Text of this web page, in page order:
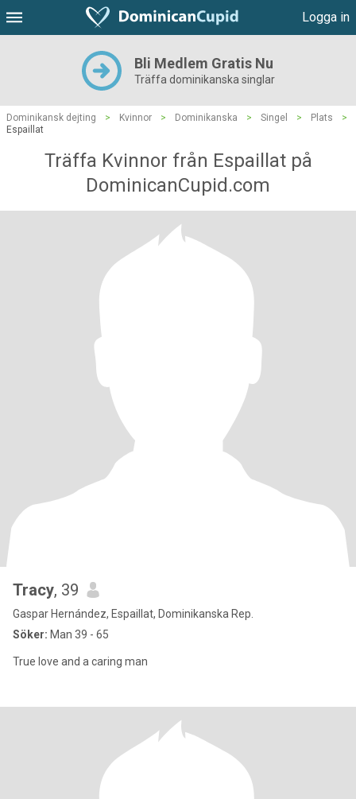
Logga in
Bli Medlem Gratis Nu
Träffa dominikanska singlar
Dominikansk dejting > Kvinnor > Dominikanska > Singel > Plats
>
Espaillat
Träffa Kvinnor från Espaillat på
DominicanCupid.com
Tracy, 39
Gaspar Hernández, Espaillat, Dominikanska Rep.
Söker: Man 39 - 65
True love and a caring man